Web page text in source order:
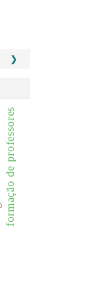
formação de professores